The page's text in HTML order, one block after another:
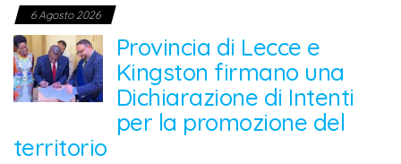
6 Agosto 2026
Provincia di Lecce e
Kingston firmano una
Dichiarazione di Intenti
per la promozione del
territorio